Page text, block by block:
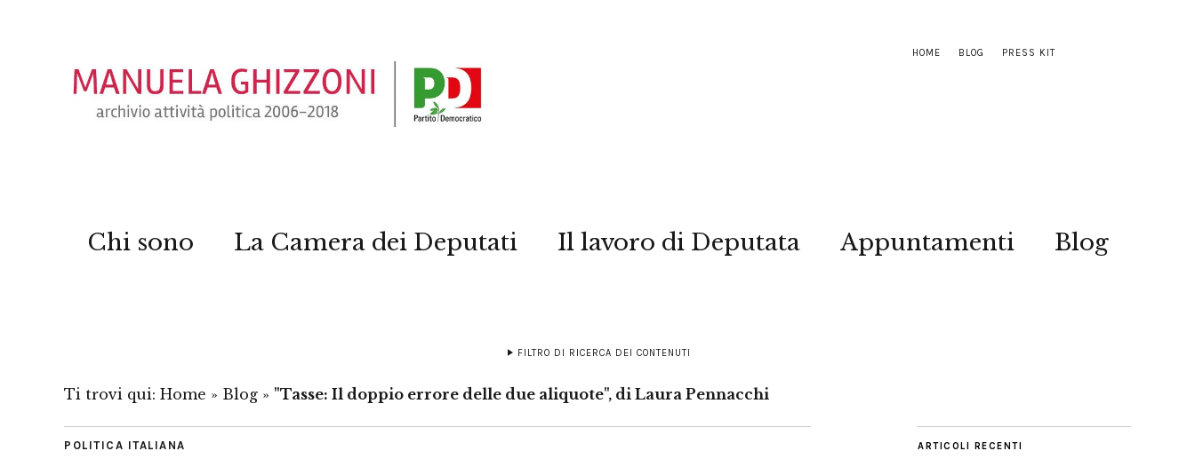
HOME BLOG PRESS KIT
Chi sono La Camera dei Deputati Il lavoro di Deputata Appuntamenti Blog
FILTRO DI RICERCA DEI CONTENUTI
Ti trovi qui: Home » Blog » "Tasse: Il doppio errore delle due aliquote", di Laura Pennacchi
POLITICA ITALIANA ARTICOLI RECENTI